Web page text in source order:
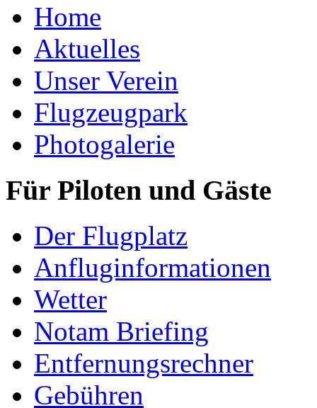
Home
Aktuelles
Unser Verein
Flugzeugpark
Photogalerie
Für Piloten und Gäste
Der Flugplatz
Anfluginformationen
Wetter
Notam Briefing
Entfernungsrechner
Gebühren